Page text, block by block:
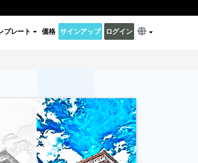
プレート 価格 サインアップ ログイン